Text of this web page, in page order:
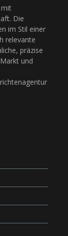
Die
im Stil einer
relevante
präzise
und